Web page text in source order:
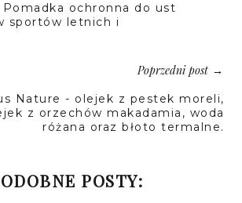
ochronna do ust
sportów letnich i
Poprzedni post→
Nature - olejek z pestek moreli,
z orzechów makadamia, woda
różana oraz błoto termalne.
POSTY: